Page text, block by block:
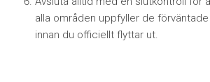
alla områden uppfyller de
innan du officiellt flyttar ut.